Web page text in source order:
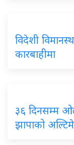
विदेशी
कारबाहीमा
३६ दिनसम्म
झापाको